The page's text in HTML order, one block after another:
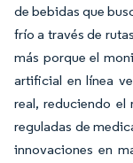
de bebidas que
frío a través de
más porque el
artificial en línea
real, reduciendo el
reguladas de
innovaciones en